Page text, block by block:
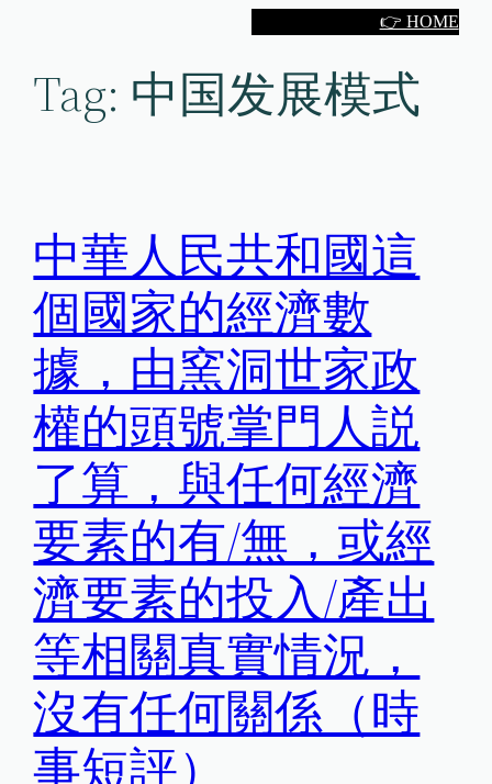
👉 HOME
Tag: 中国发展模式
中華人民共和國這
個國家的經濟數
據，由窯洞世家政
權的頭號掌門人説
了算，與任何經濟
要素的有/無，或經
濟要素的投入/產出
等相關真實情況，
沒有任何關係（時
事短評）